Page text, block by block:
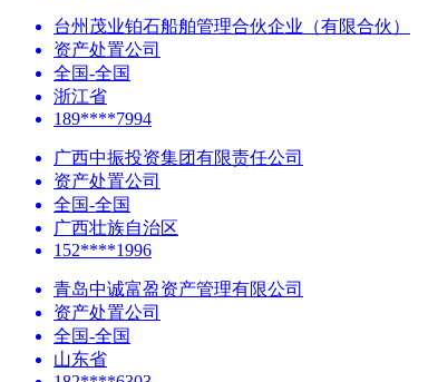
台州茂业铂石船舶管理合伙企业（有限合伙）
资产处置公司
全国-全国
浙江省
189****7994
广西中振投资集团有限责任公司
资产处置公司
全国-全国
广西壮族自治区
152****1996
青岛中诚富盈资产管理有限公司
资产处置公司
全国-全国
山东省